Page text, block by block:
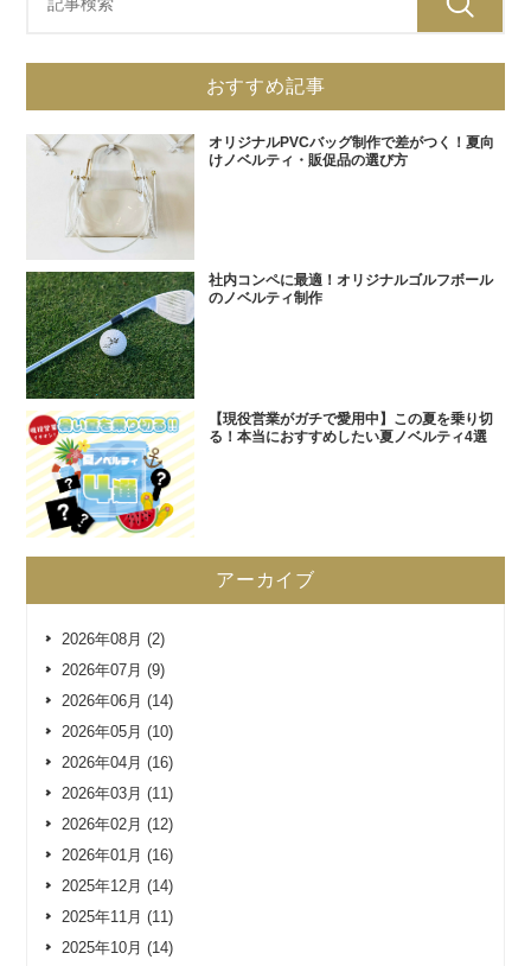
おすすめ記事
オリジナルPVCバッグ制作で差がつく！夏向
けノベルティ・販促品の選び方
社内コンペに最適！オリジナルゴルフボール
のノベルティ制作
【現役営業がガチで愛用中】この夏を乗り切
る！本当におすすめしたい夏ノベルティ4選
アーカイブ
2026年08月 (2)
2026年07月 (9)
2026年06月 (14)
2026年05月 (10)
2026年04月 (16)
2026年03月 (11)
2026年02月 (12)
2026年01月 (16)
2025年12月 (14)
2025年11月 (11)
2025年10月 (14)